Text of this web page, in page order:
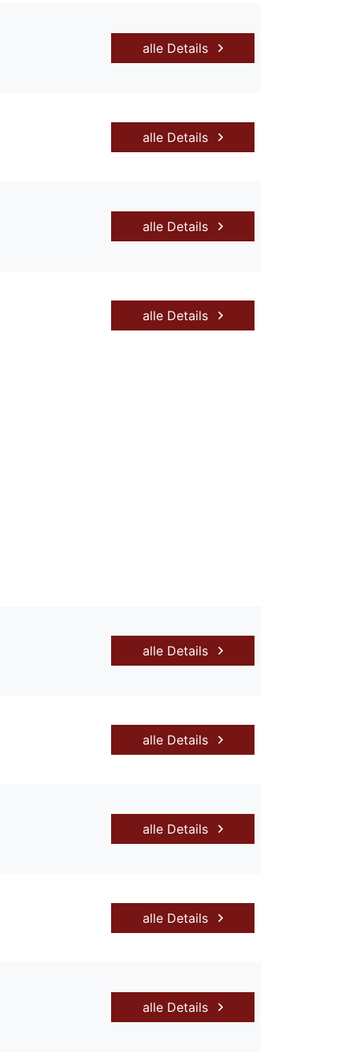
alle Details
alle Details
alle Details
alle Details
alle Details
alle Details
alle Details
alle Details
alle Details